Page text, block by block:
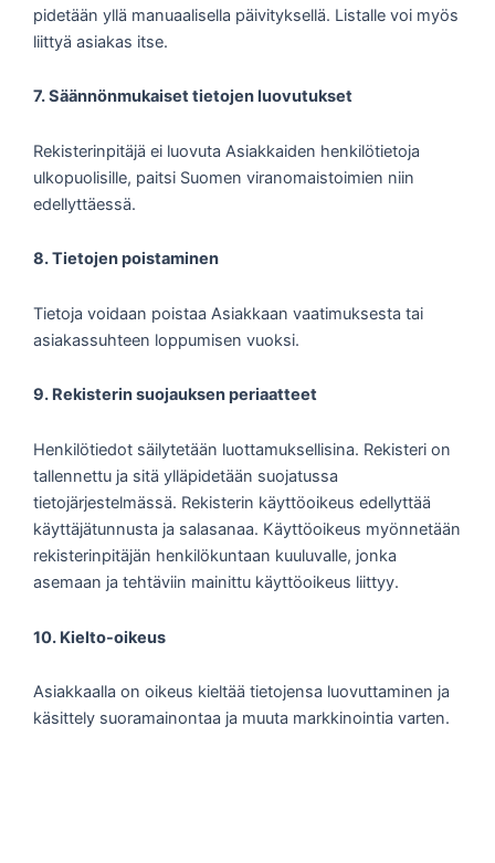
pidetään yllä manuaalisella päivityksellä. Listalle voi myös
liittyä asiakas itse.
7. Säännönmukaiset tietojen luovutukset
Rekisterinpitäjä ei luovuta Asiakkaiden henkilötietoja
ulkopuolisille, paitsi Suomen viranomaistoimien niin
edellyttäessä.
8. Tietojen poistaminen
Tietoja voidaan poistaa Asiakkaan vaatimuksesta tai
asiakassuhteen loppumisen vuoksi.
9. Rekisterin suojauksen periaatteet
Henkilötiedot säilytetään luottamuksellisina. Rekisteri on
tallennettu ja sitä ylläpidetään suojatussa
tietojärjestelmässä. Rekisterin käyttöoikeus edellyttää
käyttäjätunnusta ja salasanaa. Käyttöoikeus myönnetään
rekisterinpitäjän henkilökuntaan kuuluvalle, jonka
asemaan ja tehtäviin mainittu käyttöoikeus liittyy.
10. Kielto-oikeus
Asiakkaalla on oikeus kieltää tietojensa luovuttaminen ja
käsittely suoramainontaa ja muuta markkinointia varten.